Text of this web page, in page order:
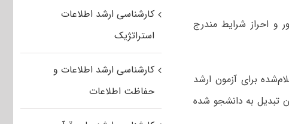
و احراز شرایط مندرج
برای آزمون ارشد
تبدیل به دانشجو شده
کارشناسی ارشد اطلاعات
استراتژیک
کارشناسی ارشد اطلاعات و
حفاظت اطلاعات